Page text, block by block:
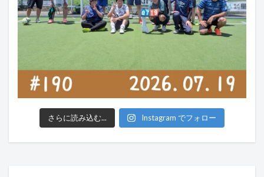
さらに読み込む... Instagram でフォロー